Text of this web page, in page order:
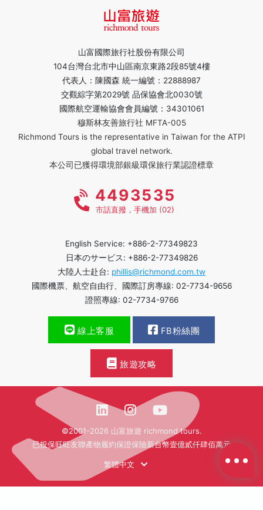
山富國際旅行社股份有限公司
104台灣台北市中山區南京東路2段85號4樓
代表人：陳國森 統一編號：22888987
交觀綜字第2029號 品保協會北0030號
國際航空運輸協會會員編號：34301061
穆斯林友善旅行社 MFTA-005
Richmond Tours is the representative in Taiwan for the ATPI
global travel network.
本公司已獲得環境部銀級環保旅行業認證標章
4493535
市話直撥，手機加 (02)
English Service: +886-2-77349823
日本のサービス: +886-2-77349826
大陸人士赴台: phillis@richmond.com.tw
國際機票、航空自由行、國際訂房專線: 02-7734-9656
證照專線: 02-7734-9766
線上客服 FB粉絲團
旅遊攻略
©2001-2026 山富旅遊 richmond tours.
已投保旺旺友聯產物履約保證保險新台幣壹億貳仟肆佰萬元
繁體中文